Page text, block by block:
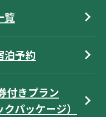
覧
泊予約
付きプラン
クパッケージ）